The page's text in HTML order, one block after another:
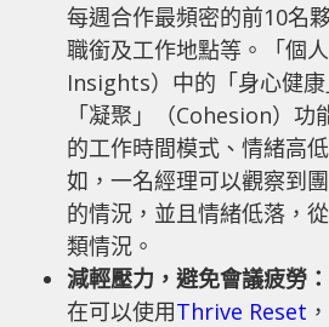
每週合作最頻密的前10名
職銜及工作地點等。「個
Insights）中的「身心健
「凝聚」（Cohesion）
的工作時間模式、情緒高
如，一名經理可以觀察到
的情況，並且情緒低落，
類情況。
減輕壓力，避免會議疲勞：
在可以使用Thrive Reset